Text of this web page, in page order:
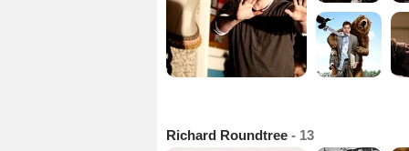
Richard Roundtree - 13